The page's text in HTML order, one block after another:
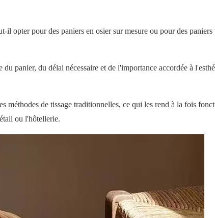
il opter pour des paniers en osier sur mesure ou pour des paniers
panier, du délai nécessaire et de l'importance accordée à
méthodes de tissage traditionnelles, ce qui les rend à la fois
ou l'hôtellerie.